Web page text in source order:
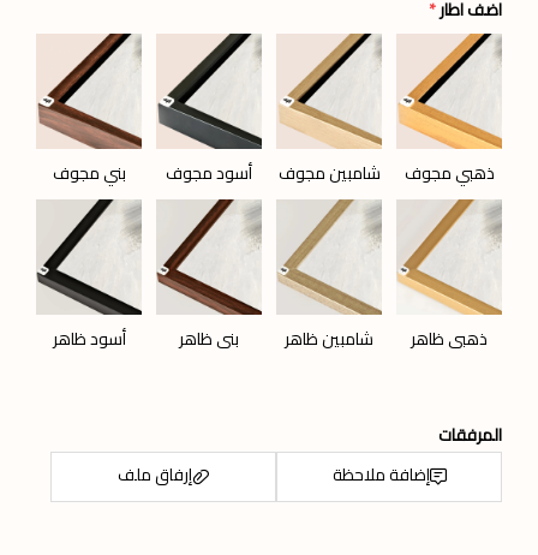
اضف اطار*
ذهبي مجوف شامبين مجوف أسود مجوف بني مجوف
ذهبي ظاهر شامبين ظاهر بني ظاهر أسود ظاهر
المرفقات
إضافة ملاحظة
إرفاق ملف